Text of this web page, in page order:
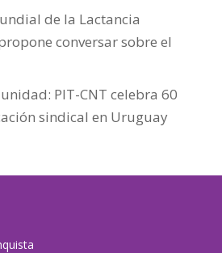
de la Lactancia
conversar sobre el
PIT-CNT celebra 60
sindical en Uruguay